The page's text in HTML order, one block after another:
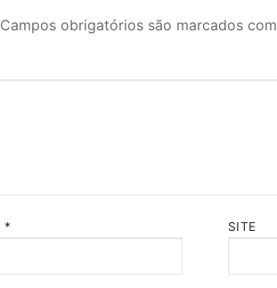
Campos obrigatórios são marcados com
* SITE